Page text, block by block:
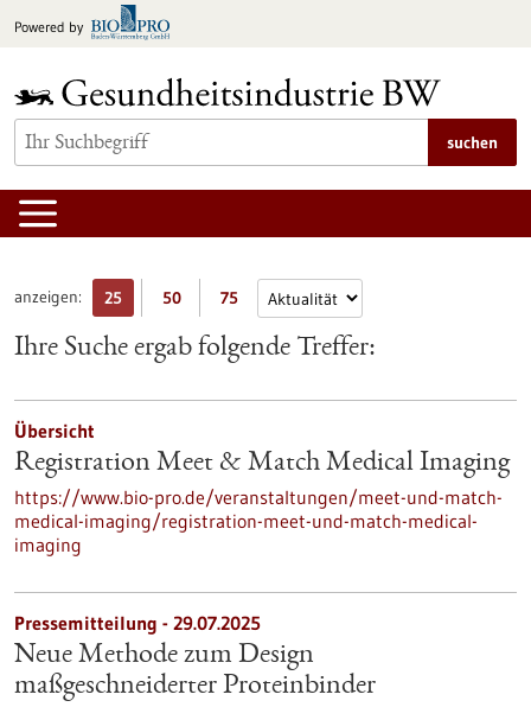
Inhalt
Powered by
suchen
anzeigen: 25 50 75
Ihre Suche ergab folgende Treffer:
Übersicht
Registration Meet & Match Medical Imaging
https://www.bio-pro.de/veranstaltungen/meet-und-match-
medical-imaging/registration-meet-und-match-medical-
imaging
Pressemitteilung - 29.07.2025
Neue Methode zum Design
maßgeschneiderter Proteinbinder